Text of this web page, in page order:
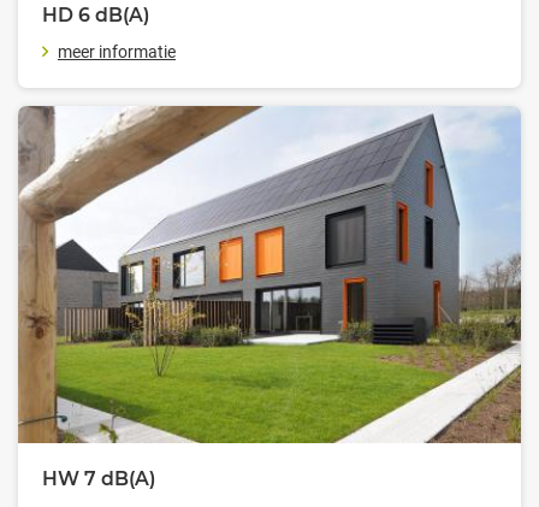
HD 6 dB(A)
meer informatie
HW 7 dB(A)